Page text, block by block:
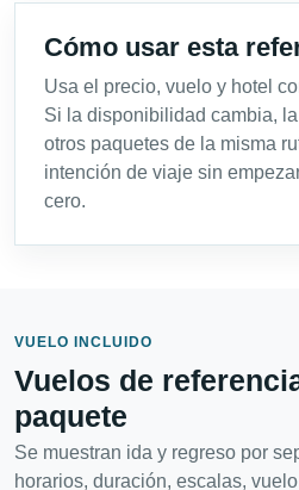
Cómo usar esta
Usa el precio, vuelo y hotel
Si la disponibilidad cambia,
otros paquetes de la misma
intención de viaje sin
cero.
VUELO INCLUIDO
Vuelos de
paquete
Se muestran ida y regreso por
horarios, duración, escalas,